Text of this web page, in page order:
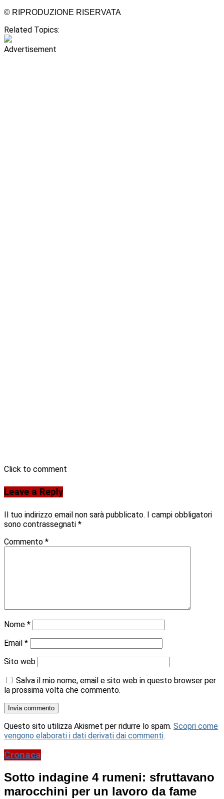
© RIPRODUZIONE RISERVATA
Related Topics:
Advertisement
Click to comment
Leave a Reply
Il tuo indirizzo email non sarà pubblicato. I campi obbligatori
sono contrassegnati *
Commento *
Nome *
Email *
Sito web
Salva il mio nome, email e sito web in questo browser per
la prossima volta che commento.
Questo sito utilizza Akismet per ridurre lo spam. Scopri come
vengono elaborati i dati derivati dai commenti.
Cronaca
Sotto indagine 4 rumeni: sfruttavano
marocchini per un lavoro da fame